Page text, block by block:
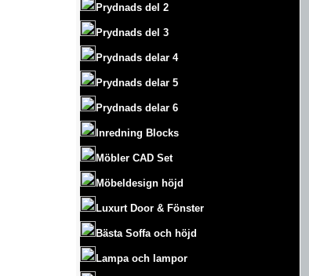
Prydnads del 2
Prydnads del 3
Prydnads delar 4
Prydnads delar 5
Prydnads delar 6
Inredning Blocks
Möbler CAD Set
Möbeldesign höjd
Luxurt Door & Fönster
Bästa Soffa och höjd
Lampa och lampor